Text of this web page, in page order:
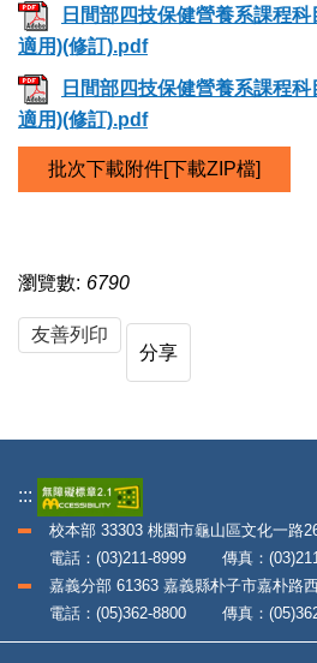
日間部四技保健營養系課程
適用)(修訂).pdf
日間部四技保健營養系課程
適用)(修訂).pdf
批次下載附件[下載ZIP檔]
瀏覽數: 6790
友善列印
分享
:::
校本部 33303 桃園市龜山區文化一路
電話：(03)211-8999 傳真：
嘉義分部 61363 嘉義縣朴子市嘉朴路
電話：(05)362-8800 傳真：